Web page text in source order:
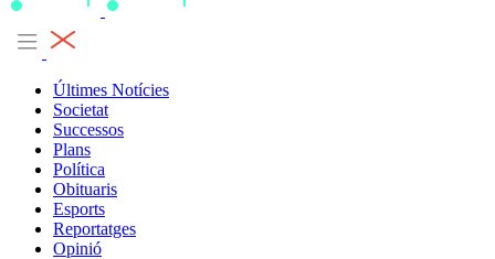
Últimes Notícies
Societat
Successos
Plans
Política
Obituaris
Esports
Reportatges
Opinió